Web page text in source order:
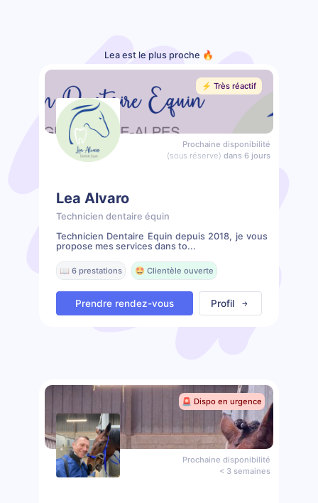
Lea est le plus proche 🔥
⚡️ Très réactif
Prochaine disponibilité
(sous réserve) dans 6 jours
Lea Alvaro
Technicien dentaire équin
Technicien Dentaire Équin depuis 2018, je vous
propose mes services dans to...
📖 6 prestations 🤩 Clientèle ouverte
Prendre rendez-vous Profil
🚨 Dispo en urgence
Prochaine disponibilité
< 3 semaines